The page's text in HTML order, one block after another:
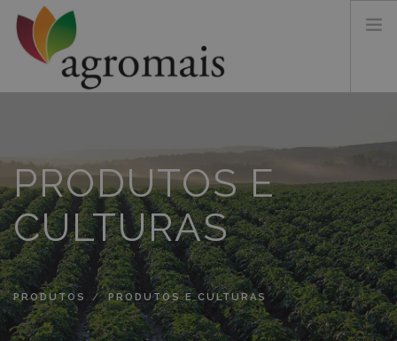
TERRITÓRIO&CERTIFICAÇÃO
CONTACTOS
PRODUTOS E
CULTURAS
PRODUTOS PRODUTOS E CULTURAS